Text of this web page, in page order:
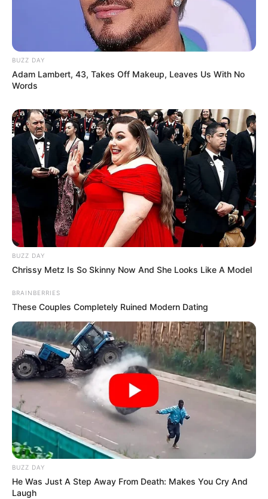
Angebote integriert. Wenn etwas darüber gebucht oder
gekauft wird, ist das eine Unterstützung, ohne dass sich
dadurch der Preis ändert.
BUZZ DAY
Adam Lambert, 43, Takes Off Makeup, Leaves Us With No
Words
BUZZ DAY
Chrissy Metz Is So Skinny Now And She Looks Like A Model
BRAINBERRIES
These Couples Completely Ruined Modern Dating
BUZZ DAY
He Was Just A Step Away From Death: Makes You Cry And
Laugh